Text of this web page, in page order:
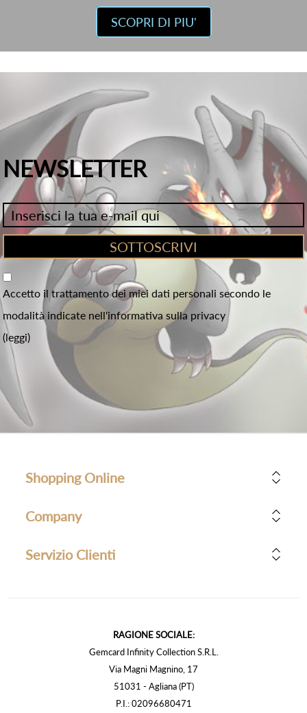
SCOPRI DI PIU'
NEWSLETTER
Accetto il trattamento dei miei dati personali secondo le
modalità indicate nell'informativa sulla privacy
(leggi)
Shopping Online
Company
Servizio Clienti
RAGIONE SOCIALE:
Gemcard Infinity Collection S.R.L.
Via Magni Magnino, 17
51031 - Agliana (PT)
P.I.: 02096680471